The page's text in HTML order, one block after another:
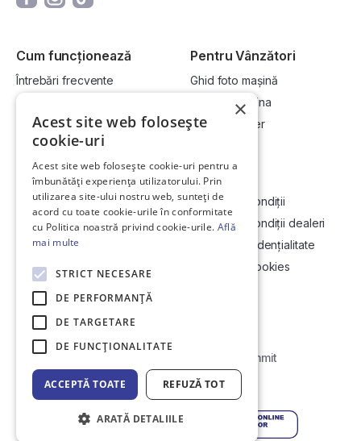
Cum funcționează
Întrebări frecvente
Cum vând la licitație?
Pentru Vânzători
Ghid foto mașină
Vinde-ți mașina
Devino dealer
Link-uri utile
Informații utile vizionare
Contact
Soluționarea Online a litigiilor
ANCP
Compania
Termeni și condiții
Termeni și condiții dealeri
Politică confidențialitate
Politica de cookies
Initial Commit
© Copyright 2026 DirektCar
×
Acest site web folosește
cookie-uri
Acest site web folosește cookie-uri pentru a
îmbunătăți experiența utilizatorului. Prin
utilizarea site-ului nostru web, sunteți de
acord cu toate cookie-urile în conformitate
cu Politica noastră privind cookie-urile. Află
mai multe
STRICT NECESARE
DE PERFORMANȚĂ
DE TARGETARE
DE FUNCŢIONALITATE
ACCEPTĂ TOATE REFUZĂ TOT
ARATĂ DETALIILE